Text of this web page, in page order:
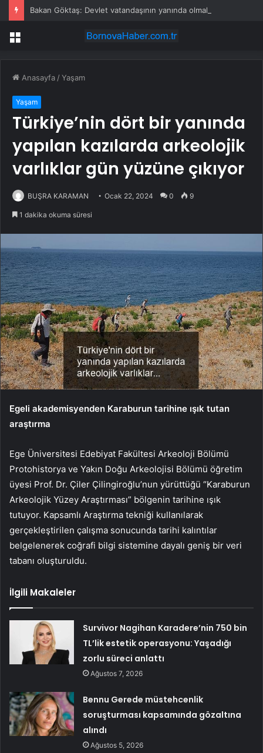
Bakan Göktaş: Devlet vatandaşının yanında olmak için var
Menü
Anasayfa /Yaşam
Yaşam
Türkiye’nin dört bir yanında
yapılan kazılarda arkeolojik
varlıklar gün yüzüne çıkıyor
BUŞRA KARAMAN Ocak 22, 2024 0 9
1 dakika okuma süresi
Egeli akademisyenden Karaburun tarihine ışık tutan
araştırma
Ege Üniversitesi Edebiyat Fakültesi Arkeoloji Bölümü
Protohistorya ve Yakın Doğu Arkeolojisi Bölümü öğretim
üyesi Prof. Dr. Çiler Çilingiroğlu’nun yürüttüğü “Karaburun
Arkeolojik Yüzey Araştırması” bölgenin tarihine ışık
tutuyor. Kapsamlı Araştırma tekniği kullanılarak
gerçekleştirilen çalışma sonucunda tarihi kalıntılar
belgelenerek coğrafi bilgi sistemine dayalı geniş bir veri
tabanı oluşturuldu.
İlgili Makaleler
Survivor Nagihan Karadere’nin 750 bin
TL’lik estetik operasyonu: Yaşadığı
zorlu süreci anlattı
Ağustos 7, 2026
Bennu Gerede müstehcenlik
soruşturması kapsamında gözaltına
alındı
Ağustos 5, 2026